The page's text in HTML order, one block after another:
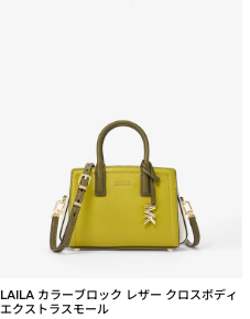
LAILA カラーブロック レザー クロスボディ
エクストラスモール